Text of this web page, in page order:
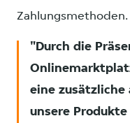
Zahlungsmethoden.
Durch die
eine
unsere